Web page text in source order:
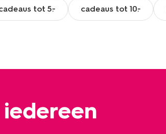
tot 5.- cadeaus tot 10.-